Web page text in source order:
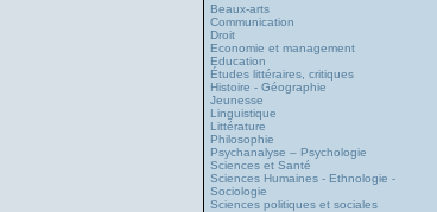
Beaux-arts
Communication
Droit
Economie et management
Education
Études littéraires, critiques
Histoire - Géographie
Jeunesse
Linguistique
Littérature
Philosophie
Psychanalyse – Psychologie
Sciences et Santé
Sciences Humaines - Ethnologie -
Sociologie
Sciences politiques et sociales